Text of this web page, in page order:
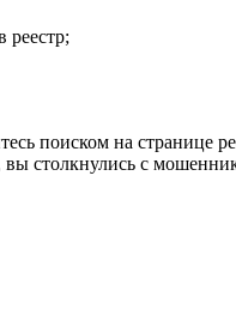
реестр;
поиском на странице
столкнулись с